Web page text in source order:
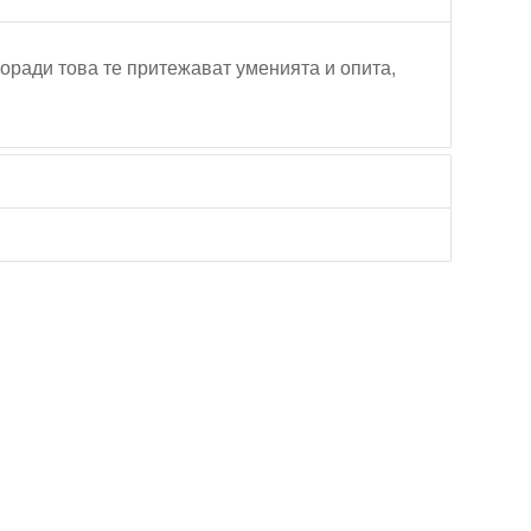
това те притежават уменията и опита,